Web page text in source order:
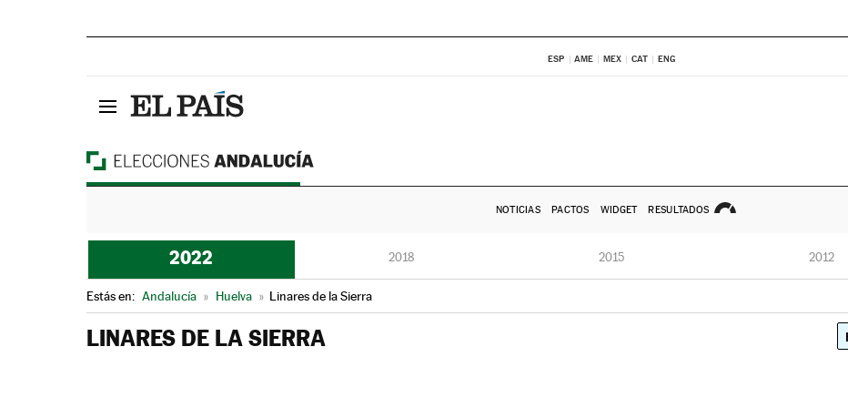
ESP AME MEX CAT ENG
NOTICIAS PACTOS WIDGET RESULTADOS
2022 2018 2015 2012
Estás en: Andalucía » Huelva » Linares de la Sierra
LINARES DE LA SIERRA